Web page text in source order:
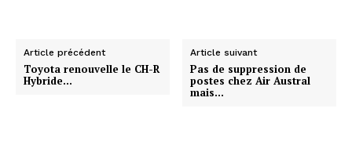
Article précédent
Toyota renouvelle le CH-R
Hybride…
Article suivant
Pas de suppression de
postes chez Air Austral
mais…